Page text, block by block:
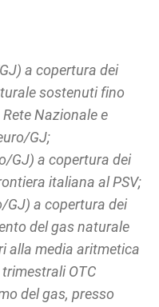
a copertura dei
sostenuti fino
Nazionale e
GJ;
GJ) a copertura dei
italiana al PSV;
GJ) a copertura dei
del gas naturale
alla media aritmetica
OTC
del gas, presso